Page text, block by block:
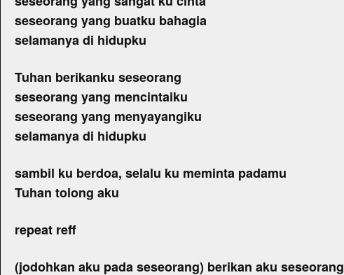
seseorang yang buatku bahagia
selamanya di hidupku
Tuhan berikanku seseorang
seseorang yang mencintaiku
seseorang yang menyayangiku
selamanya di hidupku
sambil ku berdoa, selalu ku meminta padamu
Tuhan tolong aku
repeat reff
(jodohkan aku pada seseorang) berikan aku seseorang